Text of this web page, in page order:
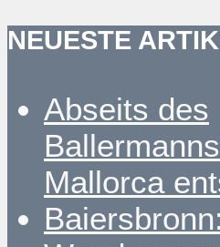
NEUESTE
Abseits des
Mallorca